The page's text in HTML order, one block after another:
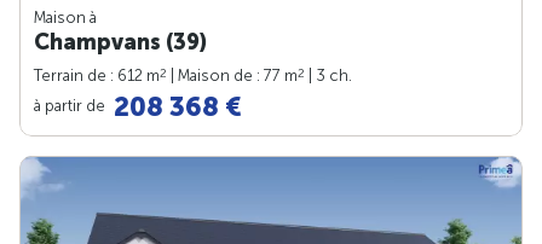
Maison à
Champvans (39)
Terrain de : 612 m2 | Maison de : 77 m2
| 3 ch.
à partir de 208 368 €